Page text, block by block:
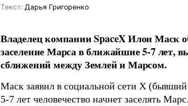
Tекст: Дарья Григоренко
Владелец компании SpaceX Илон Маск
заселение Марса в ближайшие 5-7 лет,
сближений между Землей и Марсом.
Маск заявил в социальной сети Х
5-7 лет человечество начнет заселять